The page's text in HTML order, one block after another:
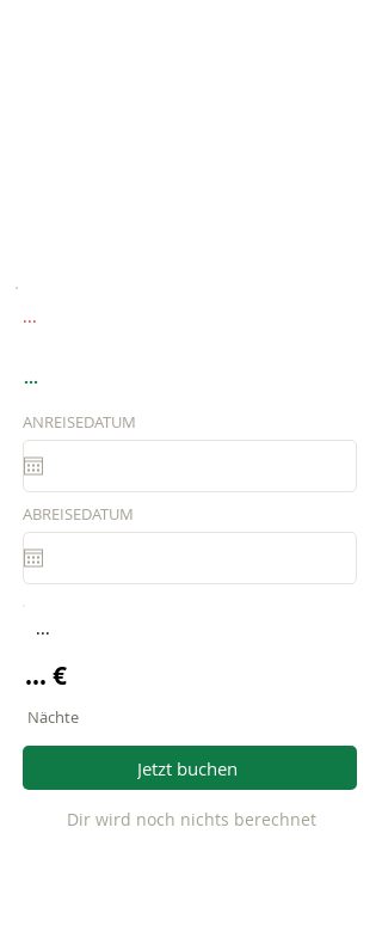
...
...
ANREISEDATUM
ABREISEDATUM
...
... €
Nächte
Jetzt buchen
Dir wird noch nichts berechnet